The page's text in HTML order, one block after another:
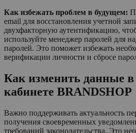
Как избежать проблем в будущем:
email для восстановления учетной
двухфакторную аутентификацию,
используйте менеджер паролей для
паролей. Это поможет избежать
верификации личности и сбросе
Как изменить данные
кабинете BRANDSHOP
Важно поддерживать актуальность
получения своевременных
требований законодательства. Это